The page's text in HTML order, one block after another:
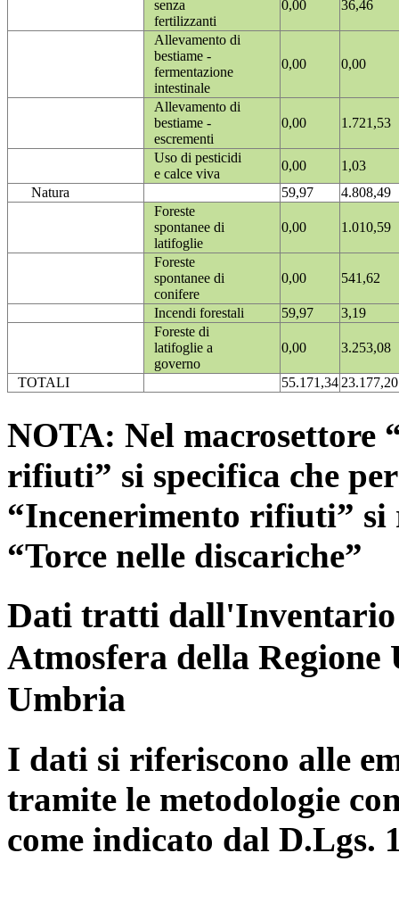
senza
fertilizzanti
0,00 36,46
Allevamento di
bestiame -
fermentazione
intestinale
0,00 0,00
Allevamento di
bestiame -
escrementi
0,00 1.721,53
Uso di pesticidi
e calce viva
0,00
1,03
Natura
59,97
4.808,49
Foreste
spontanee di
latifoglie
0,00 1.010,59
Foreste
spontanee di
conifere
0,00 541,62
Incendi forestali 59,97
3,19
Foreste di
latifoglie a
governo
0,00 3.253,08
TOTALI 55.171,3423.177,20
NOTA: Nel macrosettore
rifiuti” si specifica che
“Incenerimento rifiuti”
“Torce nelle discariche”
Dati tratti dall'Inventario
Atmosfera della
Umbria
I dati si riferiscono alle
tramite le metodologie
come indicato dal D.Lgs.